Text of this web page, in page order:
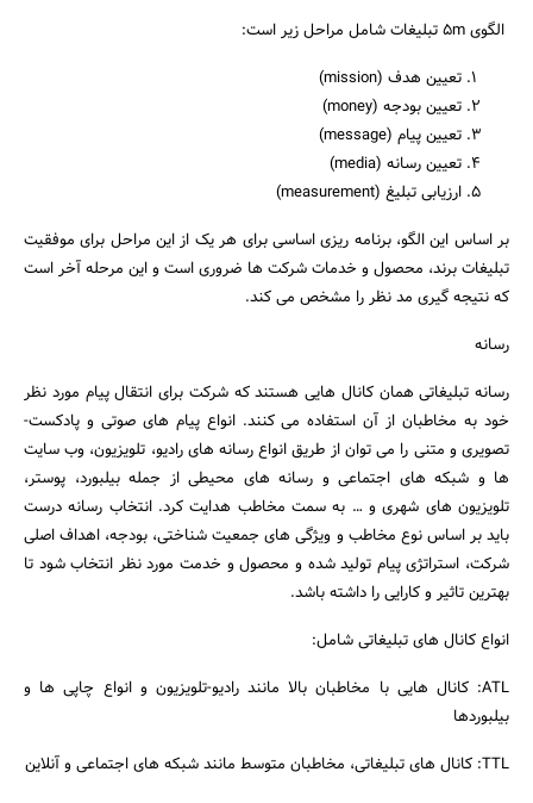
الگوی 5m تبلیغات شامل مراحل زیر است:
تعیین هدف (mission)
تعیین بودجه (money)
تعیین پیام (message)
تعیین رسانه (media)
ارزیابی تبلیغ (measurement)
بر اساس این الگو، برنامه ریزی اساسی برای هر یک از این مراحل برای موفقیت
تبلیغات برند، محصول و خدمات شرکت ها ضروری است و این مرحله آخر است
که نتیجه گیری مد نظر را مشخص می کند.
رسانه
رسانه تبلیغاتی همان کانال هایی هستند که شرکت برای انتقال پیام مورد نظر
خود به مخاطبان از آن استفاده می کنند. انواع پیام های صوتی و پادکست-
تصویری و متنی را می توان از طریق انواع رسانه های رادیو، تلویزیون، وب سایت
ها و شبکه های اجتماعی و رسانه های محیطی از جمله بیلبورد، پوستر،
تلویزیون های شهری و … به سمت مخاطب هدایت کرد. انتخاب رسانه درست
باید بر اساس نوع مخاطب و ویژگی های جمعیت شناختی، بودجه، اهداف اصلی
شرکت، استراتژی پیام تولید شده و محصول و خدمت مورد نظر انتخاب شود تا
بهترین تاثیر و کارایی را داشته باشد.
انواع کانال های تبلیغاتی شامل:
ATL: کانال هایی با مخاطبان بالا مانند رادیو-تلویزیون و انواع چاپی ها و
بیلبوردها
TTL: کانال های تبلیغاتی، مخاطبان متوسط مانند شبکه های اجتماعی و آنلاین